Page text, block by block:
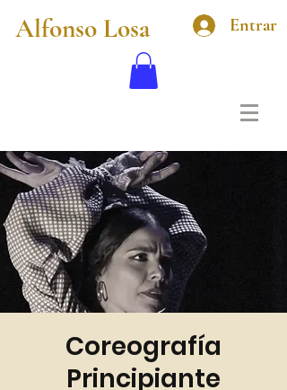
Alfonso Losa Entrar
Coreografía
Principiante